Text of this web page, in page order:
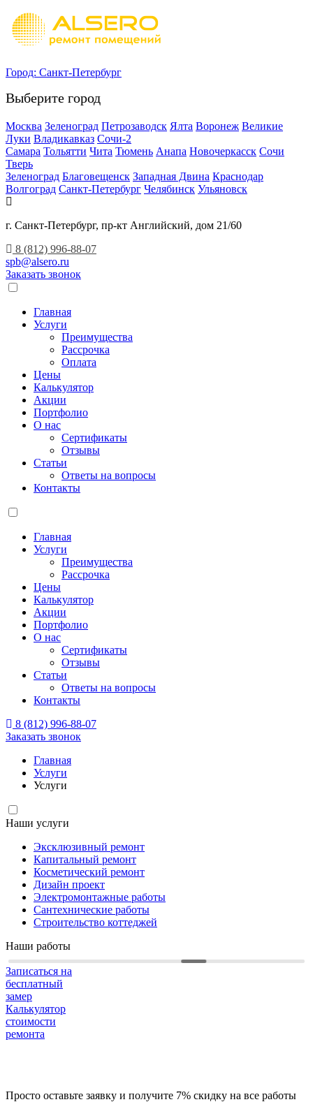
Город: Санкт-Петербург
Выберите город
Москва Зеленоград Петрозаводск Ялта Воронеж Великие
Луки Владикавказ Сочи-2
Самара Тольятти Чита Тюмень Анапа Новочеркасск Сочи
Тверь
Зеленоград Благовещенск Западная Двина Краснодар
Волгоград Санкт-Петербург Челябинск Ульяновск
г. Санкт-Петербург, пр-кт Английский, дом 21/60
8 (812) 996-88-07
spb@alsero.ru
Заказать звонок
Главная
Услуги
Преимущества
Рассрочка
Оплата
Цены
Калькулятор
Акции
Портфолио
О нас
Сертификаты
Отзывы
Статьи
Ответы на вопросы
Контакты
Главная
Услуги
Преимущества
Рассрочка
Цены
Калькулятор
Акции
Портфолио
О нас
Сертификаты
Отзывы
Статьи
Ответы на вопросы
Контакты
8 (812) 996-88-07
Заказать звонок
Главная
Услуги
Услуги
Наши услуги
Эксклюзивный ремонт
Капитальный ремонт
Косметический ремонт
Дизайн проект
Электромонтажные работы
Сантехнические работы
Строительство коттеджей
Наши работы
Записаться на
бесплатный
замер
Калькулятор
стоимости
ремонта
Просто оставьте заявку и получите 7% скидку на все работы